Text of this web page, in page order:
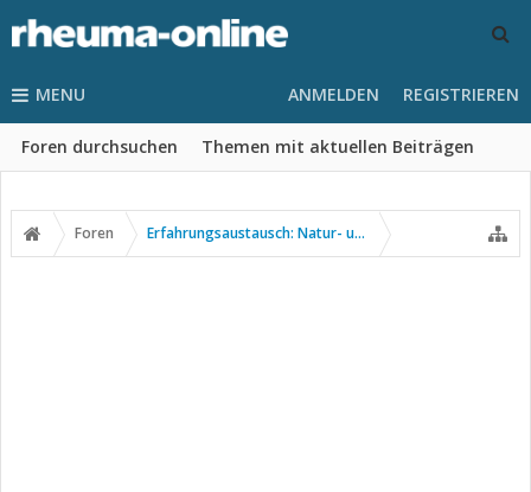
MENU
Foren durchsuchen Themen mit aktuellen Beiträgen
ANMELDEN REGISTRIEREN
Foren Erfahrungsaustausch: Natur- und Alternativmedizin